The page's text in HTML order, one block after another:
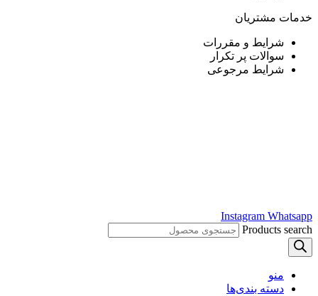
خدمات مشتریان
شرایط و مقررات
سوالات پر تکرار
شرایط مرجوعی
Instagram Whatsapp
Products search
منو
دسته بندی‌ها